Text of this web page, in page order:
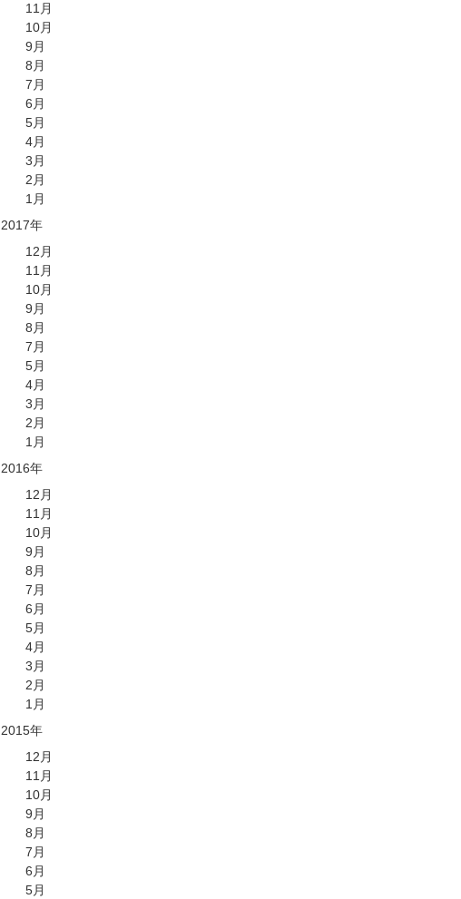
11月
10月
9月
8月
7月
6月
5月
4月
3月
2月
1月
2017年
12月
11月
10月
9月
8月
7月
5月
4月
3月
2月
1月
2016年
12月
11月
10月
9月
8月
7月
6月
5月
4月
3月
2月
1月
2015年
12月
11月
10月
9月
8月
7月
6月
5月